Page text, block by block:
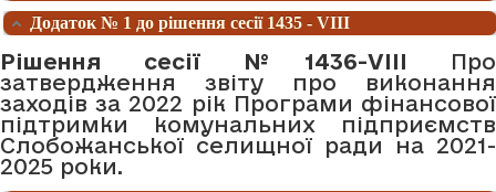
Додаток № 1 до рішення сесії 1435 - VIII
Рішення сесії №1436-VIII Про
затвердження звіту про виконання
заходів за 2022 рік Програми фінансової
підтримки комунальних підприємств
Слобожанської селищної ради на 2021-
2025 роки.